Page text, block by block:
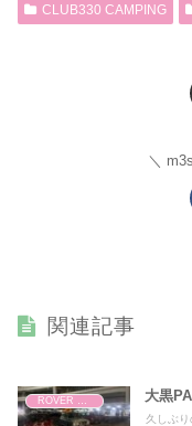
CLUB330 CAMPING
関連記事
大黒
久しぶ